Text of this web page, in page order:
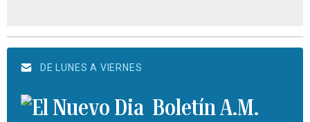
DE LUNES A VIERNES
Boletín A.M.